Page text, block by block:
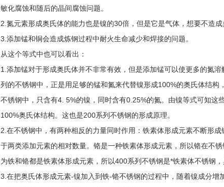
敏化腐蚀和随后的晶间腐蚀问题。
2.氮元素形成奥氏体的能力也是镍的30倍，但是它是气体，想要不造
3.添加锰和铜会造成炼钢过程中耐火生命减少和焊接的问题。
从这个等式中也可以看出：
1.添加锰对于形成奥氏体并不非常有效，但是添加锰可以使更多的氮
列的不锈钢中，正是用足够的锰和氮来代替镍形成100%的奥氏体结
不锈钢中，只含有4. 5%的镍，同时含有0.25%的氮。由镍等式可知
100%奥氏体结构。这也是200系列不锈钢的形成原理。
2.在不锈钢中，有两种相反的力量同时作用：铁素体形成元素不断形
于两类添加元素的相对数量。铬是一种铁素体形成元素，所以铬在不
为铁和铬都是铁素体形成元素，所以400系列不锈钢是*铁素体不锈钢，
3.在把奥氏体形成元素-镍加入到铁-铬不锈钢的过程中，随着镍成分